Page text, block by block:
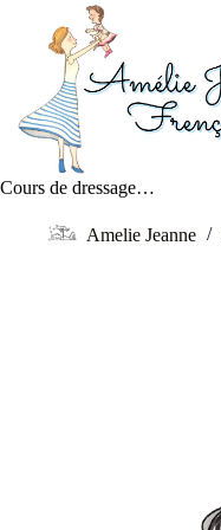
Cours de dressage…
Amelie Jeanne